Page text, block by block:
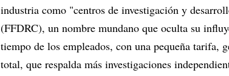
industria como "centros de investigación y
(FFDRC), un nombre mundano que oculta su
tiempo de los empleados, con una pequeña tarifa,
total, que respalda más investigaciones